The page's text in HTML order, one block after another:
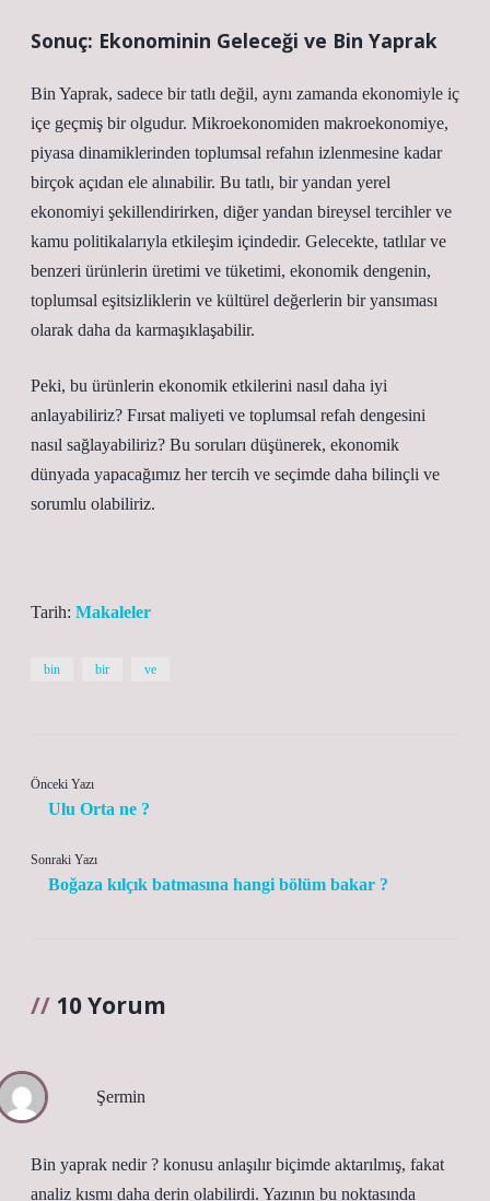
Sonuç: Ekonominin Geleceği ve Bin Yaprak
Bin Yaprak, sadece bir tatlı değil, aynı zamanda ekonomiyle iç
içe geçmiş bir olgudur. Mikroekonomiden makroekonomiye,
piyasa dinamiklerinden toplumsal refahın izlenmesine kadar
birçok açıdan ele alınabilir. Bu tatlı, bir yandan yerel
ekonomiyi şekillendirirken, diğer yandan bireysel tercihler ve
kamu politikalarıyla etkileşim içindedir. Gelecekte, tatlılar ve
benzeri ürünlerin üretimi ve tüketimi, ekonomik dengenin,
toplumsal eşitsizliklerin ve kültürel değerlerin bir yansıması
olarak daha da karmaşıklaşabilir.
Peki, bu ürünlerin ekonomik etkilerini nasıl daha iyi
anlayabiliriz? Fırsat maliyeti ve toplumsal refah dengesini
nasıl sağlayabiliriz? Bu soruları düşünerek, ekonomik
dünyada yapacağımız her tercih ve seçimde daha bilinçli ve
sorumlu olabiliriz.
Tarih: Makaleler
bin bir ve
Önceki Yazı
Ulu Orta ne ?
Sonraki Yazı
Boğaza kılçık batmasına hangi bölüm bakar ?
10 Yorum
Şermin
Bin yaprak nedir ? konusu anlaşılır biçimde aktarılmış, fakat
analiz kısmı daha derin olabilirdi. Yazının bu noktasında